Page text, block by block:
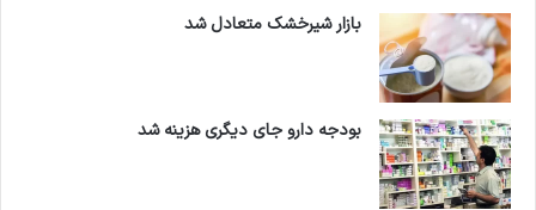
بازار شیرخشک متعادل شد
بودجه دارو جای دیگری هزینه شد